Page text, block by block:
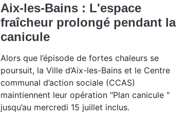
Aix-les-Bains : L'espace
fraîcheur prolongé pendant la
canicule
Alors que l’épisode de fortes chaleurs se
poursuit, la Ville d’Aix-les-Bains et le Centre
communal d’action sociale (CCAS)
maintiennent leur opération "Plan canicule "
jusqu’au mercredi 15 juillet inclus.